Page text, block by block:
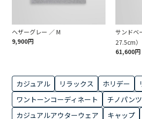
ヘザーグレー ／ M
9,900円
サンドベ
27.5cm）
61,600円
カジュアル リラックス ホリデー
ワントーンコーディネート
チノパンツ
カジュアルアウターウェア
キャップ